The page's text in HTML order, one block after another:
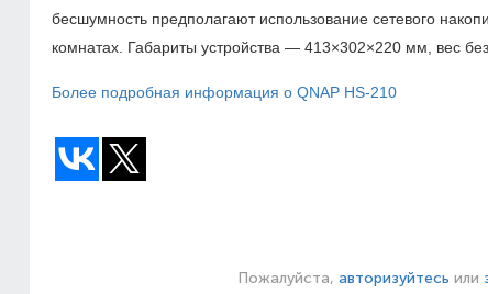
бесшумность предполагают использование сетевого
комнатах. Габариты устройства — 413×302×220 мм, вес
Более подробная информация о QNAP HS-210
Пожалуйста, авторизуйтесь или